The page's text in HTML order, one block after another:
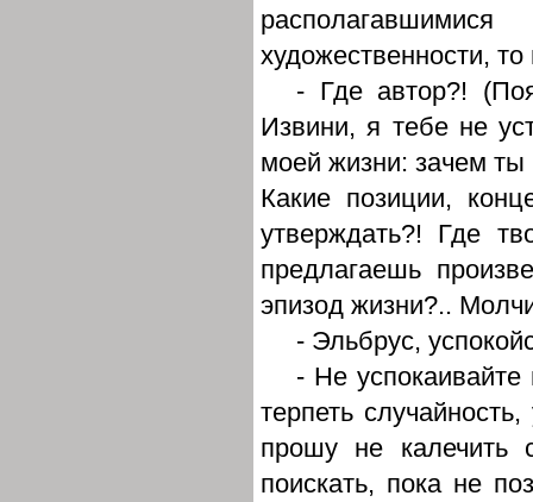
художественности,
- Где автор?!
Извини, я тебе не
моей жизни: зачем
Какие позиции,
утверждать?! Где
предлагаешь
эпизод жизни?..
- Эльбрус,
- Не
терпеть
прошу не калечить
поискать, пока не